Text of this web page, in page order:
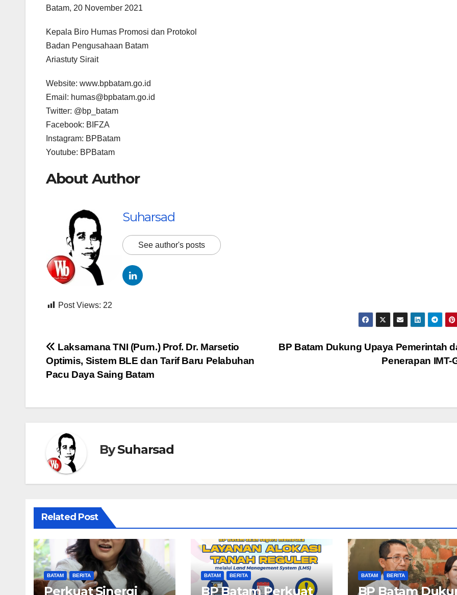
Batam, 20 November 2021
Kepala Biro Humas Promosi dan Protokol
Badan Pengusahaan Batam
Ariastuty Sirait
Website: www.bpbatam.go.id
Email: humas@bpbatam.go.id
Twitter: @bp_batam
Facebook: BIFZA
Instagram: BPBatam
Youtube: BPBatam
About Author
Suharsad
See author's posts
Post Views: 22
Navigasi
pos
BP Batam Dukung Upaya Pemerintah
Penerapan IMT-
Laksamana TNI (Purn.) Prof. Dr. Marsetio
Optimis, Sistem BLE dan Tarif Baru Pelabuhan
Pacu Daya Saing Batam
BySuharsad
Related Post
BATAM BERITA
Perkuat Sinergi
BATAM BERITA
BP Batam Perkuat
BATAM BERITA
BP Batam